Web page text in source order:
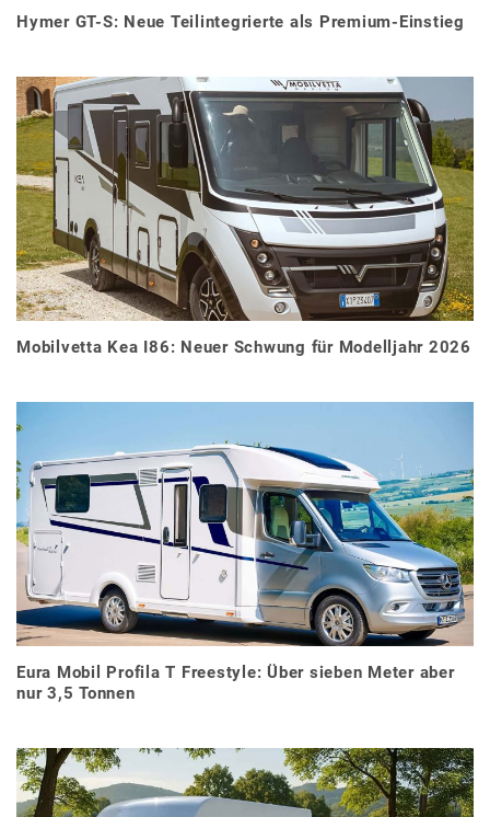
Hymer GT-S: Neue Teilintegrierte als Premium-Einstieg
Mobilvetta Kea I86: Neuer Schwung für Modelljahr 2026
Eura Mobil Profila T Freestyle: Über sieben Meter aber
nur 3,5 Tonnen